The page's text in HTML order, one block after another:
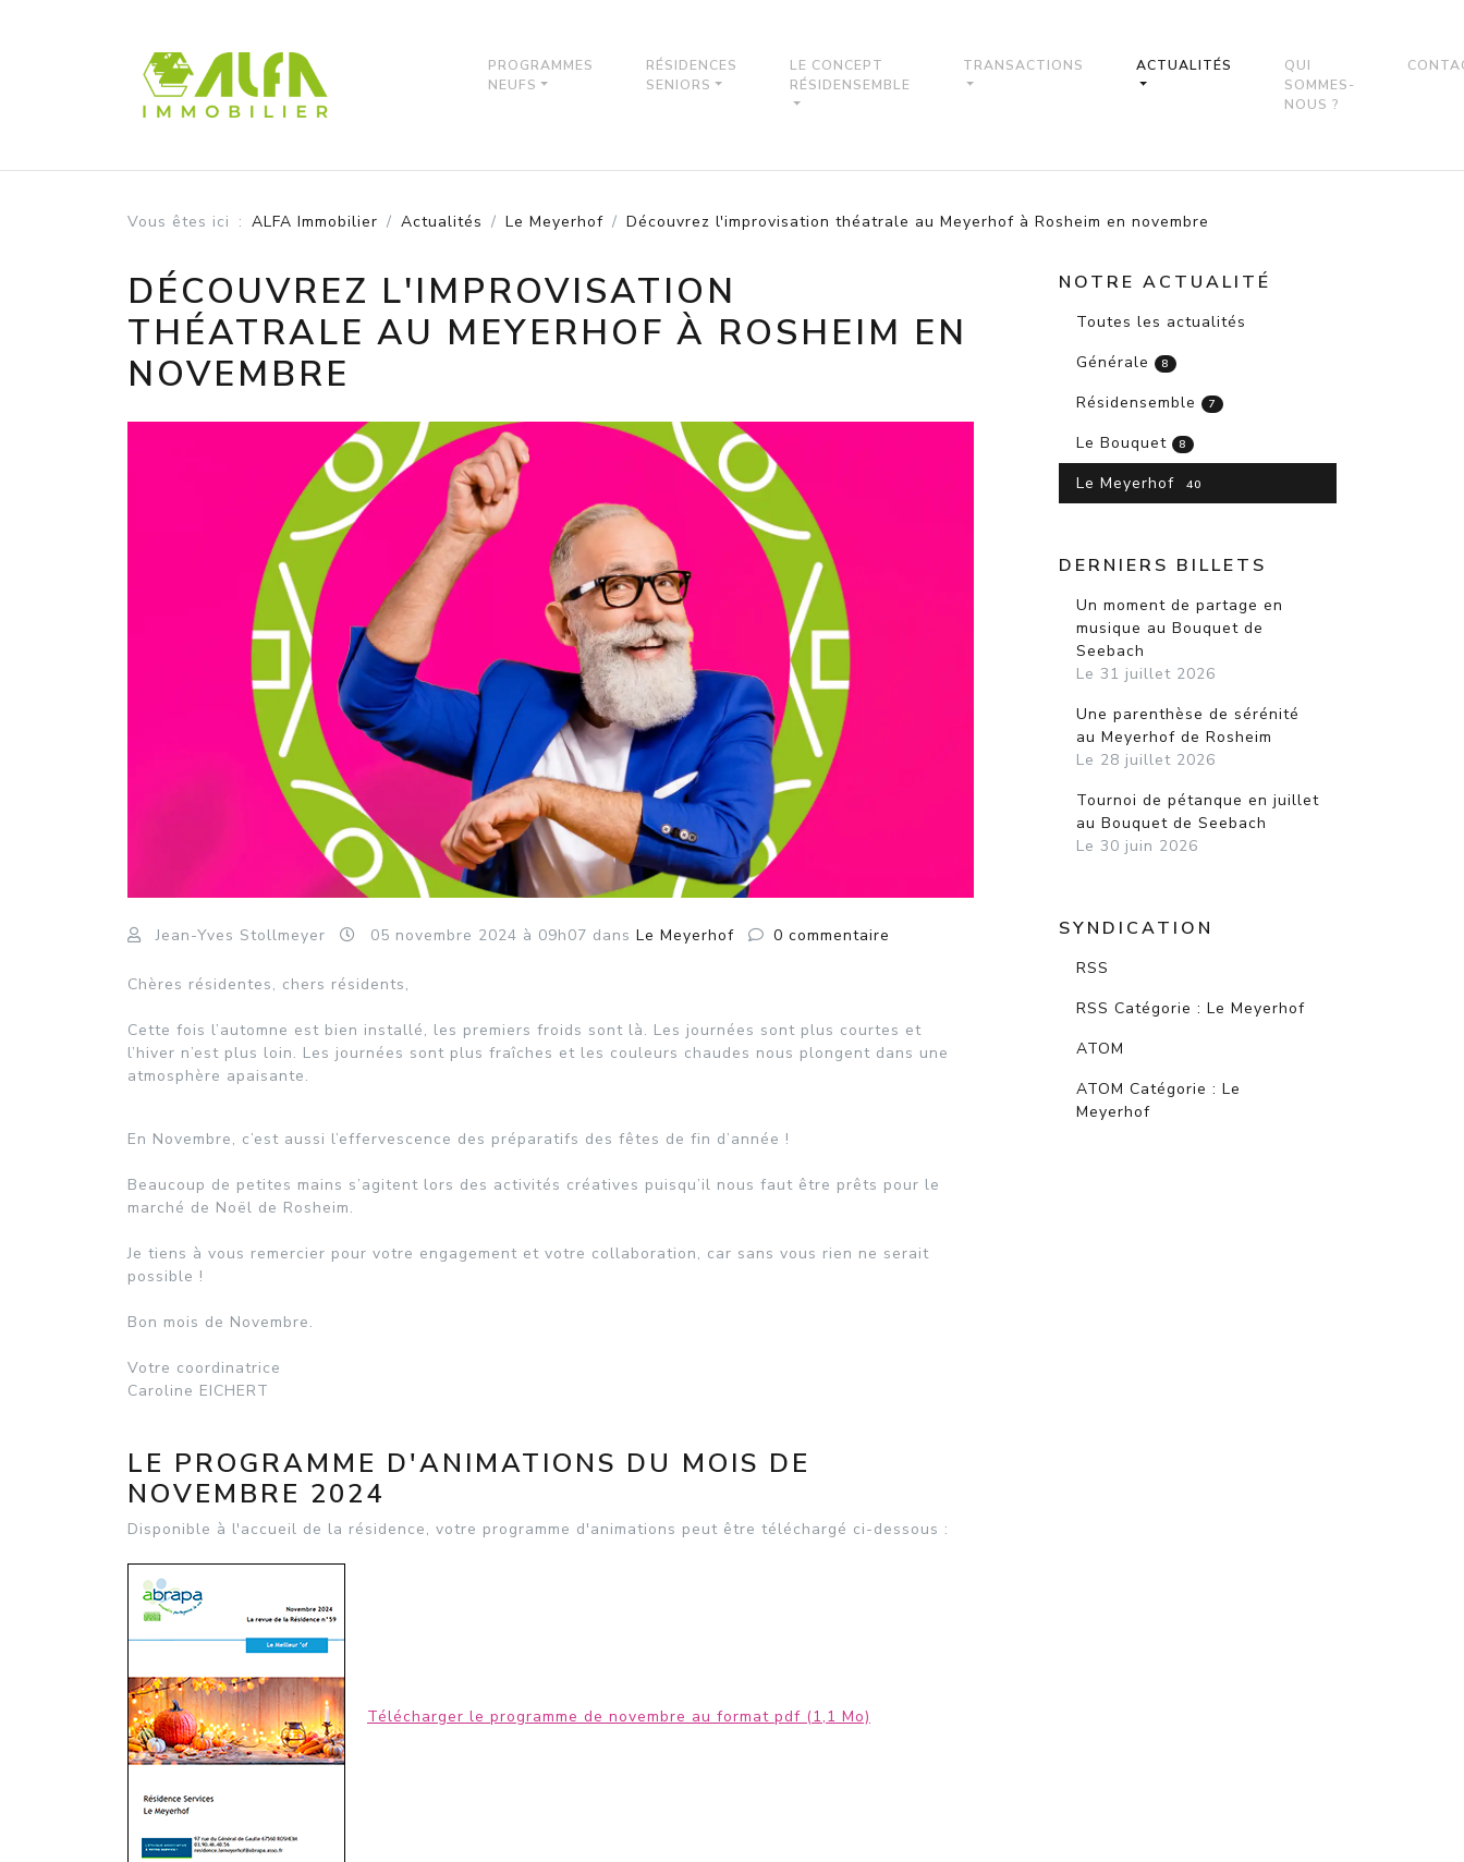
PROGRAMMES
NEUFS
RÉSIDENCES
SENIORS
LE CONCEPT
RÉSIDENSEMBLE
TRANSACTIONS ACTUALITÉS
QUI
SOMMES-
NOUS ?
Vous êtes ici ALFA Immobilier Actualités Le Meyerhof Découvrez l'improvisation théatrale au Meyerhof à Rosheim en novembre
DÉCOUVREZ L'IMPROVISATION
THÉATRALE AU MEYERHOF À ROSHEIM EN
NOVEMBRE
Jean-Yves Stollmeyer 05 novembre 2024 à 09h07 dans Le Meyerhof 0 commentaire
Chères résidentes, chers résidents,
Cette fois l’automne est bien installé, les premiers froids sont là. Les journées sont plus courtes et
l’hiver n’est plus loin. Les journées sont plus fraîches et les couleurs chaudes nous plongent dans une
atmosphère apaisante.
En Novembre, c’est aussi l’effervescence des préparatifs des fêtes de fin d’année !
Beaucoup de petites mains s’agitent lors des activités créatives puisqu’il nous faut être prêts pour le
marché de Noël de Rosheim.
Je tiens à vous remercier pour votre engagement et votre collaboration, car sans vous rien ne serait
possible !
Bon mois de Novembre.
Votre coordinatrice
Caroline EICHERT
LE PROGRAMME D'ANIMATIONS DU MOIS DE
NOVEMBRE 2024
Disponible à l'accueil de la résidence, votre programme d'animations peut être téléchargé ci-dessous :
Télécharger le programme de novembre au format pdf (1,1 Mo)
NOTRE ACTUALITÉ
Toutes les actualités
Générale
8
Résidensemble 7
Le Bouquet 8
Le Meyerhof 40
DERNIERS BILLETS
Un moment de partage en
musique au Bouquet de
Seebach
Le 31 juillet 2026
Une parenthèse de sérénité
au Meyerhof de Rosheim
Le 28 juillet 2026
Tournoi de pétanque en juillet
au Bouquet de Seebach
Le 30 juin 2026
SYNDICATION
RSS
RSS Catégorie : Le Meyerhof
ATOM
ATOM Catégorie : Le
Meyerhof